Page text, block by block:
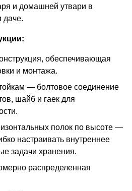
и домашней утвари в
даче.
обеспечивающая
и монтажа.
— болтовое соединение
шайб и гаек для
полок по высоте —
настраивать внутреннее
задачи хранения.
распределенная